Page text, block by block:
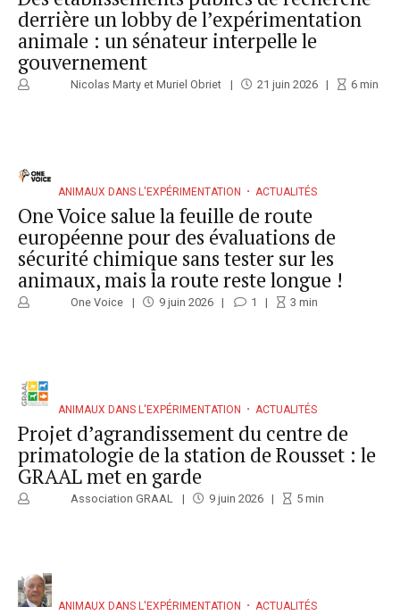
derrière un lobby de l’expérimentation
animale : un sénateur interpelle le
gouvernement
Nicolas Marty et Muriel Obriet 21 juin 2026 6min
ANIMAUX DANS L'EXPÉRIMENTATION ACTUALITÉS
One Voice salue la feuille de route
européenne pour des évaluations de
sécurité chimique sans tester sur les
animaux, mais la route reste longue !
One Voice 9 juin 2026 1 3 min
ANIMAUX DANS L'EXPÉRIMENTATION ACTUALITÉS
Projet d’agrandissement du centre de
primatologie de la station de Rousset : le
GRAAL met en garde
Association GRAAL 9 juin 2026 5min
ANIMAUX DANS L'EXPÉRIMENTATION ACTUALITÉS